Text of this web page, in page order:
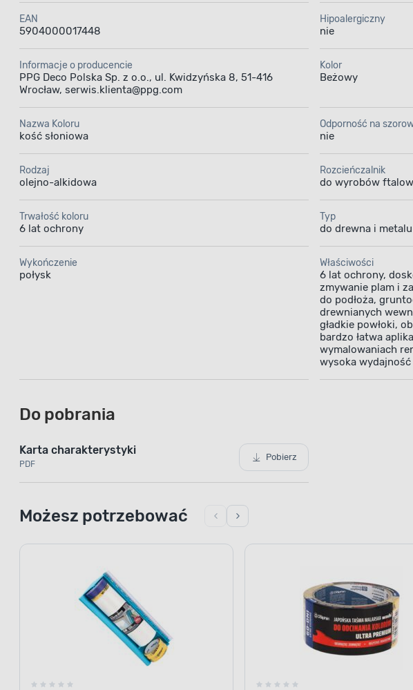
EAN
5904000017448
Hipoalergiczny
nie
Informacje o producencie
PPG Deco Polska Sp. z o.o., ul. Kwidzyńska 8, 51-416
Wrocław, serwis.klienta@ppg.com
Kolor
Beżowy
Nazwa Koloru
kość słoniowa
Odporność na
nie
Rodzaj
olejno-alkidowa
Rozcieńczalnik
do wyrobów
Trwałość koloru
6 lat ochrony
Typ
do drewna i metalu
Wykończenie
połysk
Właściwości
6 lat ochrony,
zmywanie plam i
do podłoża,
drewnianych
gładkie powłoki,
bardzo łatwa
wymalowaniach
wysoka wydajność
Do pobrania
Karta charakterystyki
PDF
Pobierz
Możesz potrzebować